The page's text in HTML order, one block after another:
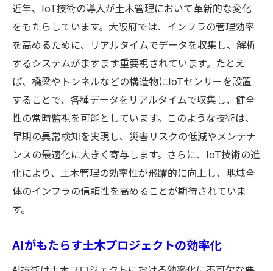
近年、IoT技術の導入が土木管理において革新的な変化
をもたらしています。大阪府では、インフラの管理効率
を高めるために、リアルタイムでデータを収集し、解析
するシステムがますます重要視されています。たとえ
ば、橋梁やトンネルなどの構造物にIoTセンサーを設置
することで、各種データをリアルタイムで収集し、健全
性の常時監視を可能としています。このような技術は、
早期の異常検知を実現し、災害リスクの低減やメンテナ
ンスの最適化に大きく寄与します。さらに、IoT技術の進
化により、土木管理の効率性が飛躍的に向上し、地域全
体のインフラの信頼性を高めることが期待されていま
す。
AIがもたらす土木プロジェクトの効率化